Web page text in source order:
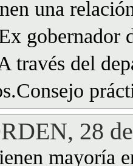
una
gobernador
través del
28
mayoría